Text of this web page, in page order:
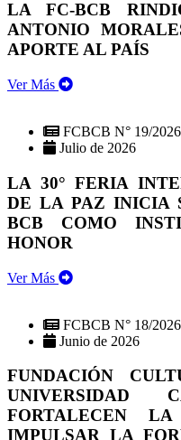
LA FC-BCB
ANTONIO
APORTE AL PAÍS
Ver Más
FCBCB N° 19/2026
Julio de 2026
LA 30° FERIA
DE LA PAZ INICIA
BCB COMO
HONOR
Ver Más
FCBCB N° 18/2026
Junio de 2026
FUNDACIÓN
UNIVERSIDAD
FORTALECEN
IMPULSAR LA